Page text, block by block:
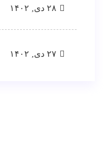
۲۸ دی, ۱۴۰۲
۲۷ دی, ۱۴۰۲